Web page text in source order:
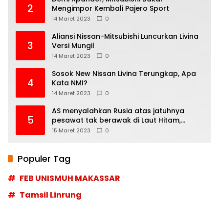
2
Mengimpor Kembali Pajero Sport
14 Maret 2023 0
3
Aliansi Nissan-Mitsubishi Luncurkan Livina
Versi Mungil
14 Maret 2023 0
4
Sosok New Nissan Livina Terungkap, Apa
Kata NMI?
14 Maret 2023 0
5
AS menyalahkan Rusia atas jatuhnya
pesawat tak berawak di Laut Hitam,
Moskow menyangkal
15 Maret 2023 0
Populer Tag
FEB UNISMUH MAKASSAR
Tamsil Linrung